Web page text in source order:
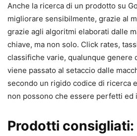
Anche la ricerca di un prodotto su
migliorare sensibilmente, grazie al
grazie agli algoritmi elaborati dalle
chiave, ma non solo. Click rates,
classifiche varie, qualunque genere
viene passato al setaccio dalle
secondo un rigido codice di ricerca
non possono che essere perfetti ed
Prodotti